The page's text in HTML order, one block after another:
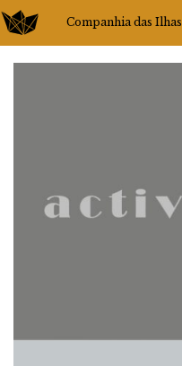
Companhia das Ilhas